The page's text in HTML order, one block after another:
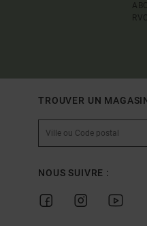
TROUVER UN
NOUS SUIVRE :